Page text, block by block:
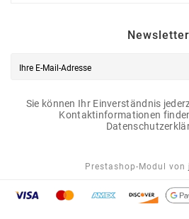
Newsletter
Sie können Ihr Einverständnis
Kontaktinformationen
Prestashop-Modul von